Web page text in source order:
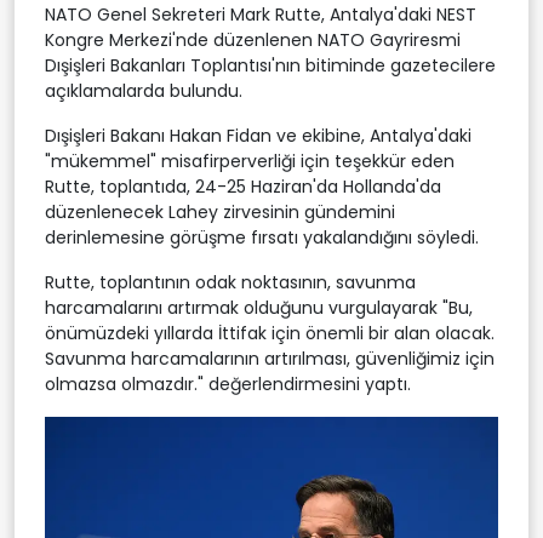
NATO Genel Sekreteri Mark Rutte, Antalya'daki NEST
Kongre Merkezi'nde düzenlenen NATO Gayriresmi
Dışişleri Bakanları Toplantısı'nın bitiminde gazetecilere
açıklamalarda bulundu.
Dışişleri Bakanı Hakan Fidan ve ekibine, Antalya'daki
"mükemmel" misafirperverliği için teşekkür eden
Rutte, toplantıda, 24-25 Haziran'da Hollanda'da
düzenlenecek Lahey zirvesinin gündemini
derinlemesine görüşme fırsatı yakalandığını söyledi.
Rutte, toplantının odak noktasının, savunma
harcamalarını artırmak olduğunu vurgulayarak "Bu,
önümüzdeki yıllarda İttifak için önemli bir alan olacak.
Savunma harcamalarının artırılması, güvenliğimiz için
olmazsa olmazdır." değerlendirmesini yaptı.